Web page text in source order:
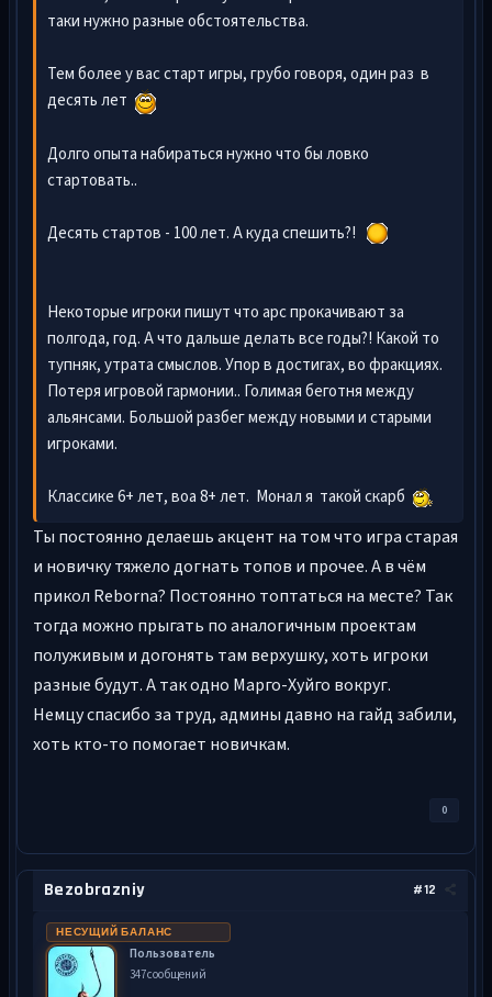
таки нужно разные обстоятельства.
Тем более у вас старт игры, грубо говоря, один раз в
десять лет
Долго опыта набираться нужно что бы ловко
стартовать..
Десять стартов - 100 лет. А куда спешить?!
Некоторые игроки пишут что арс прокачивают за
полгода, год. А что дальше делать все годы?! Какой то
тупняк, утрата смыслов. Упор в достигах, во фракциях.
Потеря игровой гармонии.. Голимая беготня между
альянсами. Большой разбег между новыми и старыми
игроками.
Классике 6+ лет, воа 8+ лет. Монал я такой скарб
Ты постоянно делаешь акцент на том что игра старая
и новичку тяжело догнать топов и прочее. А в чём
прикол Reborna? Постоянно топтаться на месте? Так
тогда можно прыгать по аналогичным проектам
полуживым и догонять там верхушку, хоть игроки
разные будут. А так одно Марго-Хуйго вокруг.
Немцу спасибо за труд, админы давно на гайд забили,
хоть кто-то помогает новичкам.
0
#12
Bezobrazniy
НЕСУЩИЙ БАЛАНС
Пользователь
347 сообщений